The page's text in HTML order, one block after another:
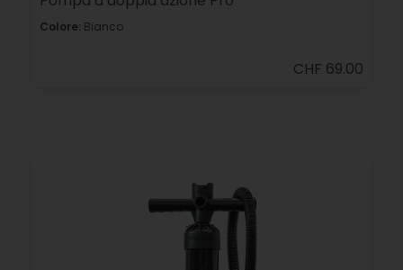
Colore: Bianco
CHF 69.00